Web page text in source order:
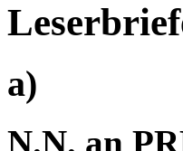
a)
N.N. an